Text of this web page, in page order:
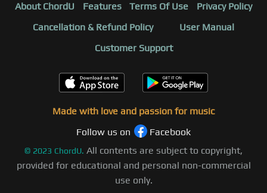
About ChordU Features Terms Of Use
Privacy Policy
Cancellation & Refund Policy
User Manual
Customer Support
Made with love and passion for music
Follow us on
Facebook
© 2023 ChordU. All contents are subject to copyright,
provided for educational and personal non-commercial
use only.